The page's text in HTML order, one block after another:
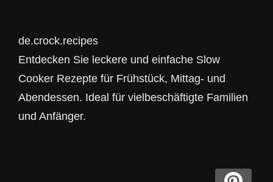
de.crock.recipes
Entdecken Sie leckere und einfache Slow
Cooker Rezepte für Frühstück, Mittag- und
Abendessen. Ideal für vielbeschäftigte Familien
und Anfänger.